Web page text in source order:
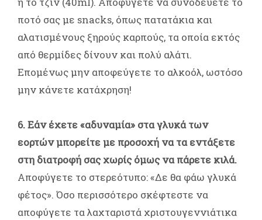
ποτό σας με snacks, όπως πατατάκια και
αλατισμένους ξηρούς καρπούς, τα οποία εκτός
από θερμίδες δίνουν και πολύ αλάτι.
Επομένως μην αποφεύγετε το αλκοόλ, ωστόσο
μην κάνετε κατάχρηση!
6. Εάν έχετε «αδυναμία» στα γλυκά των
εορτών μπορείτε με προσοχή να τα εντάξετε
στη διατροφή σας χωρίς όμως να πάρετε κιλά.
Αποφύγετε το στερεότυπο: «Δε θα φάω γλυκά
φέτος». Όσο περισσότερο σκέφτεστε να
αποφύγετε τα λαχταριστά χριστουγεννιάτικα